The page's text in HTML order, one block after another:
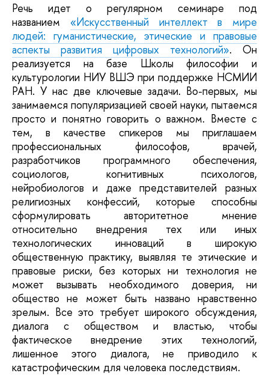
Речь идет о регулярном семинаре под
названием «Искусственный интеллект в мире
людей: гуманистические, этические и правовые
аспекты развития цифровых технологий». Он
реализуется на базе Школы философии и
культурологии НИУ ВШЭ при поддержке НСМИИ
РАН. У нас две ключевые задачи. Во-первых, мы
занимаемся популяризацией своей науки, пытаемся
просто и понятно говорить о важном. Вместе с
тем, в качестве спикеров мы приглашаем
профессиональных философов, врачей,
разработчиков программного обеспечения,
социологов, когнитивных психологов,
нейробиологов и даже представителей разных
религиозных конфессий, которые способны
сформулировать авторитетное мнение
относительно внедрения тех или иных
технологических инноваций в широкую
общественную практику, выявляя те этические и
правовые риски, без которых ни технология не
может вызывать необходимого доверия, ни
общество не может быть названо нравственно
зрелым. Все это требует широкого обсуждения,
диалога с обществом и властью, чтобы
фактическое внедрение этих технологий,
лишенное этого диалога, не приводило к
катастрофическим для человека последствиям.